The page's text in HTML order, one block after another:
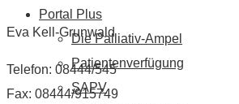
Portal Plus
Die Palliativ-Ampel
Patientenverfügung
SAPV
Eva Kell-Grunwald
Telefon: 08444/545
Fax: 08444/915749